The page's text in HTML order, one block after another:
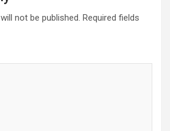
not be published. Required fields